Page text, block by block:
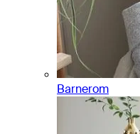
Barnerom